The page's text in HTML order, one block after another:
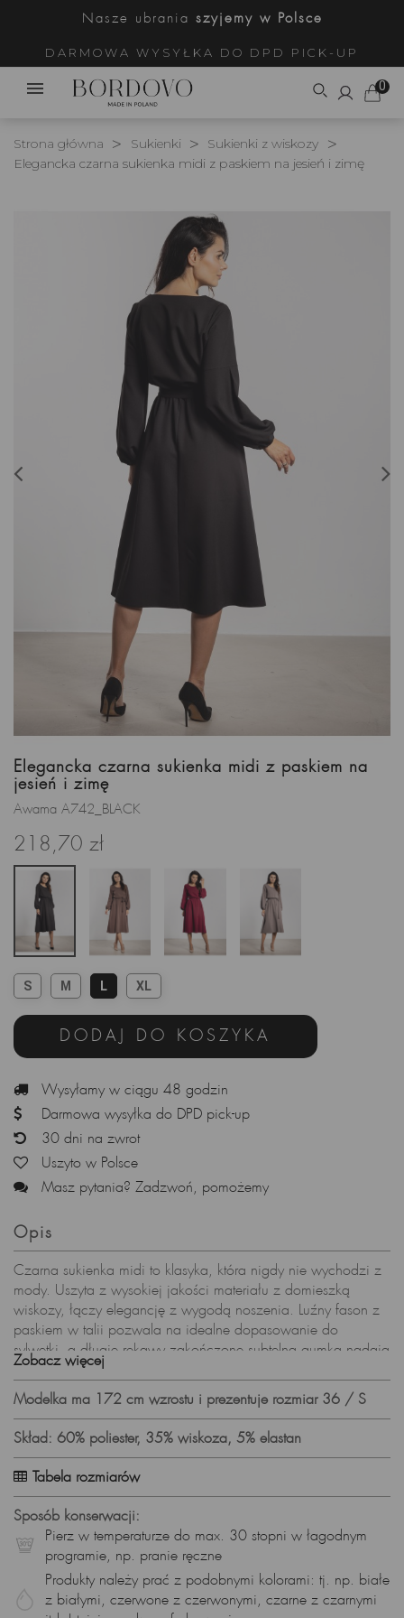
Nasze ubrania szyjemy w Polsce
DARMOWA WYSYŁKA DO DPD PICK-UP
0
Strona główna Sukienki
Sukienki z wiskozy
Elegancka czarna sukienka midi z paskiem na jesień i zimę
Elegancka czarna sukienka midi z paskiem na
jesień i zimę
Awama A742_BLACK
218,70 zł
S M L XL
DODAJ DO KOSZYKA
Wysyłamy w ciągu 48 godzin
Darmowa wysyłka do DPD pick-up
30 dni na zwrot
Uszyto w Polsce
Masz pytania? Zadzwoń, pomożemy
Opis
Czarna sukienka midi to klasyka, która nigdy nie wychodzi z
mody. Uszyta z wysokiej jakości materiału z domieszką
wiskozy, łączy elegancję z wygodą noszenia. Luźny fason z
paskiem w talii pozwala na idealne dopasowanie do
sylwetki, a długie rękawy zakończone subtelną gumką nadają
całości lekkości. To model, który sprawdzi się w sezonie
jesień–zima na wiele okazji.
Dlaczego warto wybrać tę czarną sukienkę midi?
ponadczasowy, elegancki kolor czarny – zawsze w trendach,
długość midi – uniwersalna i odpowiednia na różne okazje,
materiał z wiskozą – przewiewny, komfortowy i przyjemny dla
skóry,
pasek w talii – podkreśla kobiecą sylwetkę,
luźny fason – zapewnia swobodę i wygodę,
długie rękawy – idealne na chłodniejsze dni.
Sukienka midi na różne okazje
Zobacz więcej
Modelka ma 172 cm wzrostu i prezentuje rozmiar 36 / S
Skład: 60% poliester, 35% wiskoza, 5% elastan
Tabela rozmiarów
Sposób konserwacji:
Pierz w temperaturze do max. 30 stopni w łagodnym
programie, np. pranie ręczne
Produkty należy prać z podobnymi kolorami: tj. np. białe
z białymi, czerwone z czerwonymi, czarne z czarnymi